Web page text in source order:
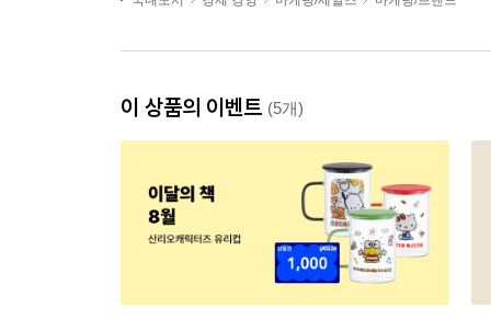
이 상품의 이벤트 (5개)